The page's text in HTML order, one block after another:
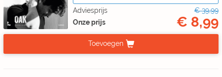
Adviesprijs
€ 39,99
Onze prijs
€ 8,99
Toevoegen